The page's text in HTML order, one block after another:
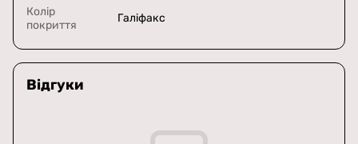
Колір
покриття
Галіфакс
Відгуки